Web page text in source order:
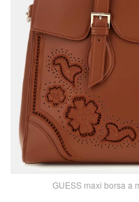
GUESS maxi borsa a